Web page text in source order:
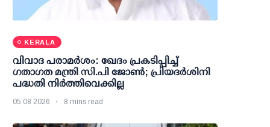
KERALA
വിവാദ പരാമര്‍ശം: ഖേദം പ്രകടിപ്പിച്ച്
ഗതാഗത മന്ത്രി സി.പി ജോണ്‍; പ്രിയദര്‍ശിനി
പദ്ധതി നിര്‍ത്തിവെക്കില്ല
05 08 2026 8 mins read